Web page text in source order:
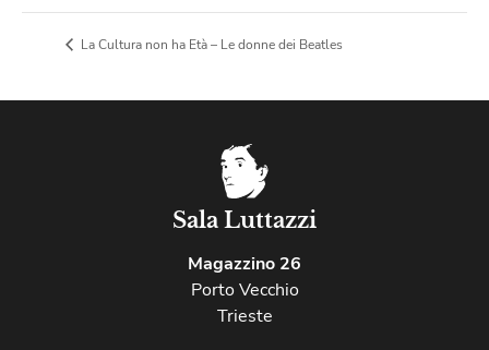
La Cultura non ha Età – Le donne dei Beatles
Sala Luttazzi
Magazzino 26
Porto Vecchio
Trieste